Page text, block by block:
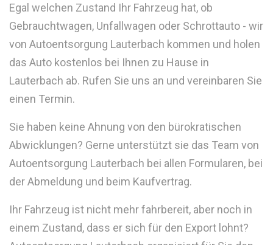
Egal welchen Zustand Ihr Fahrzeug hat, ob
Gebrauchtwagen, Unfallwagen oder Schrottauto - wir
von Autoentsorgung Lauterbach kommen und holen
das Auto kostenlos bei Ihnen zu Hause in
Lauterbach ab. Rufen Sie uns an und vereinbaren Sie
einen Termin.
Sie haben keine Ahnung von den bürokratischen
Abwicklungen? Gerne unterstützt sie das Team von
Autoentsorgung Lauterbach bei allen Formularen, bei
der Abmeldung und beim Kaufvertrag.
Ihr Fahrzeug ist nicht mehr fahrbereit, aber noch in
einem Zustand, dass er sich für den Export lohnt?